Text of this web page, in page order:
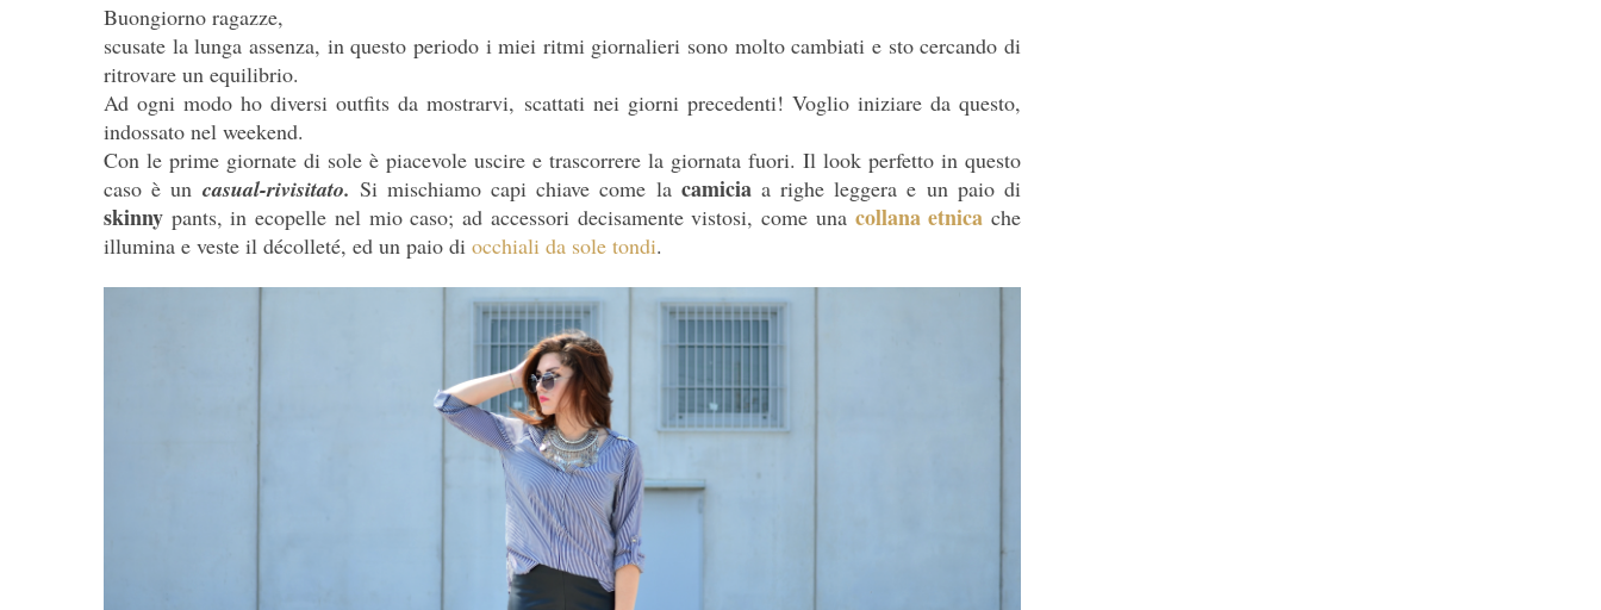
Buongiorno ragazze,
scusate la lunga assenza, in questo periodo i miei ritmi giornalieri sono molto cambiati e sto cercando di
ritrovare un equilibrio.
Ad ogni modo ho diversi outfits da mostrarvi, scattati nei giorni precedenti! Voglio iniziare da questo,
indossato nel weekend.
Con le prime giornate di sole è piacevole uscire e trascorrere la giornata fuori. Il look perfetto in questo
caso è un casual-rivisitato. Si mischiamo capi chiave come la camiciaa righe leggera e un paio di
skinny pants, in ecopelle nel mio caso; ad accessori decisamente vistosi, come una collana etnica che
illumina e veste il décolleté, ed un paio di occhiali da sole tondi.